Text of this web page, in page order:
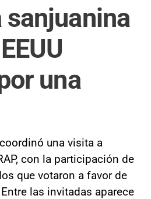
sanjuanina
una
una visita a
con la participación de
que votaron a favor de
las invitadas aparece